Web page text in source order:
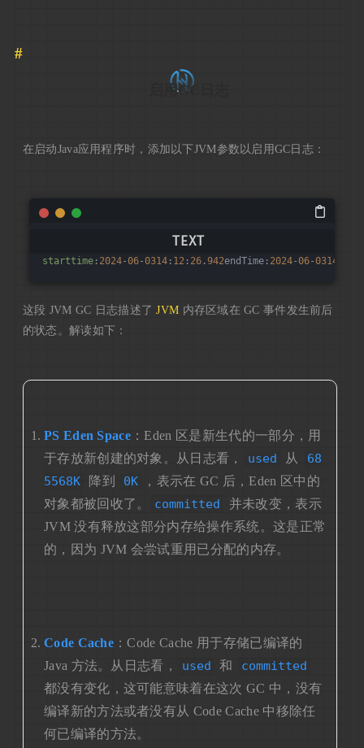
启用GC日志
在启动Java应用程序时，添加以下JVM参数以启用GC日志：
starttime: 2024-06-0314: 12 : 26.942endTime: 2024-06-0314
这段 JVM GC 日志描述了JVM 内存区域在 GC 事件发生前后
的状态。解读如下：
PS Eden Space ：Eden 区是新生代的一部分，用
于存放新创建的对象。从日志看，
used 从
68
5568K
降到 0K
，表示在 GC 后，Eden 区中的
对象都被回收了。
committed
并未改变，表示
JVM 没有释放这部分内存给操作系统。这是正常
的，因为 JVM 会尝试重用已分配的内存。
Code Cache ：Code Cache 用于存储已编译的
Java 方法。从日志看，
used 和 committed
都没有变化，这可能意味着在这次 GC 中，没有
编译新的方法或者没有从 Code Cache 中移除任
何已编译的方法。